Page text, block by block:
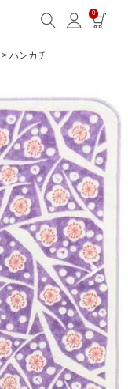
0
ハンカチ